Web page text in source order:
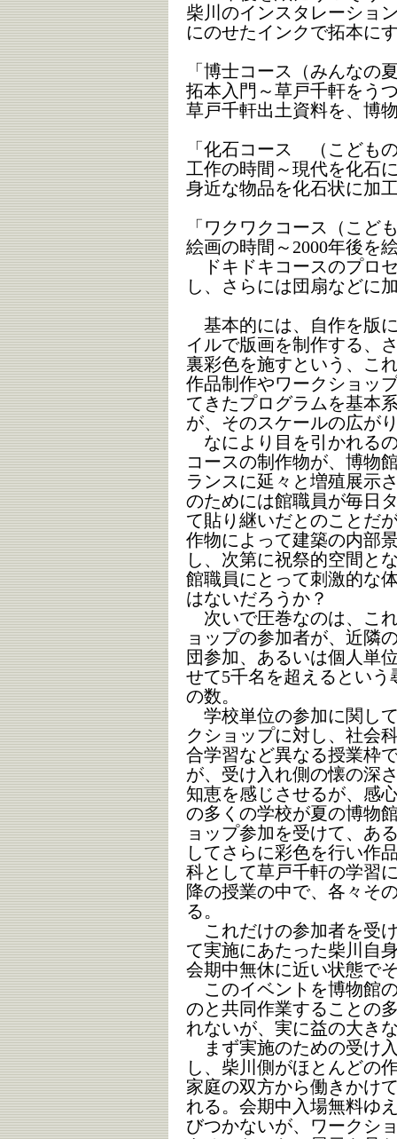
柴川のインスタレーショ
にのせたインクで拓本に
「博士コース（みんな
拓本入門～草戸千軒をう
草戸千軒出土資料を、博
「化石コース （こども
工作の時間～現代を化石
身近な物品を化石状に加
「ワクワクコース（こ
絵画の時間～2000年後を
ドキドキコースのプロ
し、さらには団扇などに
基本的には、自作を版
イルで版画を制作する、
裏彩色を施すという、こ
作品制作やワークショッ
てきたプログラムを基本
が、そのスケールの広が
なにより目を引かれる
コースの制作物が、博物
ランスに延々と増殖展示
のためには館職員が毎日
て貼り継いだとのことだ
作物によって建築の内部
し、次第に祝祭的空間と
館職員にとって刺激的な
はないだろうか？
次いで圧巻なのは、こ
ョップの参加者が、近隣
団参加、あるいは個人単
せて5千名を超えるという
の数。
学校単位の参加に関し
クショップに対し、社会
合学習など異なる授業枠
が、受け入れ側の懐の深
知恵を感じさせるが、感
の多くの学校が夏の博物
ョップ参加を受けて、あ
してさらに彩色を行い作
科として草戸千軒の学習
降の授業の中で、各々そ
る。
これだけの参加者を受
て実施にあたった柴川自
会期中無休に近い状態で
このイベントを博物館
のと共同作業することの
れないが、実に益の大き
まず実施のための受け
し、柴川側がほとんどの
家庭の双方から働きかけ
れる。会期中入場無料ゆ
びつかないが、ワークシ